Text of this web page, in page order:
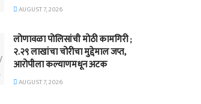
AUGUST 7, 2026
लोणावळा पोलिसांची मोठी कामगिरी ;
२.२९ लाखांचा चोरीचा मुद्देमाल जप्त,
आरोपीला कल्याणमधून अटक
AUGUST 7, 2026